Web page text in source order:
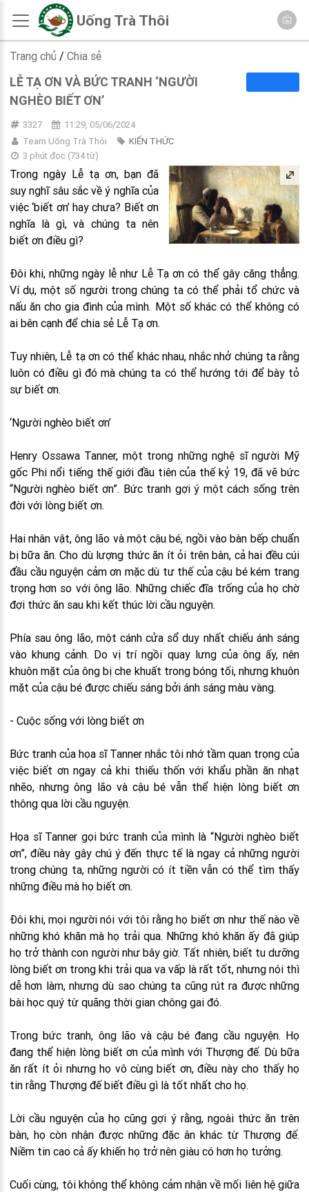
Uống Trà Thôi
Trang chủ / Chia sẻ
LỄ TẠ ƠN VÀ BỨC TRANH ‘NGƯỜI
NGHÈO BIẾT ƠN’
3327
11:29, 05/06/2024
Team Uống Trà Thôi
KIẾN THỨC
3 phút đọc(734từ)
Trong ngày Lễ tạ ơn, bạn đã
suy nghĩ sâu sắc về ý nghĩa của
việc ‘biết ơn’ hay chưa? Biết ơn
nghĩa là gì, và chúng ta nên
biết ơn điều gì?
Đôi khi, những ngày lễ như Lễ Tạ ơn có thể gây căng thẳng.
Ví dụ, một số người trong chúng ta có thể phải tổ chức và
nấu ăn cho gia đình của mình. Một số khác có thể không có
ai bên cạnh để chia sẻ Lễ Tạ ơn.
Tuy nhiên, Lễ tạ ơn có thể khác nhau, nhắc nhở chúng ta rằng
luôn có điều gì đó mà chúng ta có thể hướng tới để bày tỏ
sự biết ơn.
‘Người nghèo biết ơn’
Henry Ossawa Tanner, một trong những nghệ sĩ người Mỹ
gốc Phi nổi tiếng thế giới đầu tiên của thế kỷ 19, đã vẽ bức
“Người nghèo biết ơn”. Bức tranh gợi ý một cách sống trên
đời với lòng biết ơn.
Hai nhân vật, ông lão và một cậu bé, ngồi vào bàn bếp chuẩn
bị bữa ăn. Cho dù lượng thức ăn ít ỏi trên bàn, cả hai đều cúi
đầu cầu nguyện cảm ơn mặc dù tư thế của cậu bé kém trang
trọng hơn so với ông lão. Những chiếc đĩa trống của họ chờ
đợi thức ăn sau khi kết thúc lời cầu nguyện.
Phía sau ông lão, một cánh cửa sổ duy nhất chiếu ánh sáng
vào khung cảnh. Do vị trí ngồi quay lưng của ông ấy, nên
khuôn mặt của ông bị che khuất trong bóng tối, nhưng khuôn
mặt của cậu bé được chiếu sáng bởi ánh sáng màu vàng.
- Cuộc sống với lòng biết ơn
Bức tranh của họa sĩ Tanner nhắc tôi nhớ tầm quan trọng của
việc biết ơn ngay cả khi thiếu thốn với khẩu phần ăn nhạt
nhẽo, nhưng ông lão và cậu bé vẫn thể hiện lòng biết ơn
thông qua lời cầu nguyện.
Họa sĩ Tanner gọi bức tranh của mình là “Người nghèo biết
ơn”, điều này gây chú ý đến thực tế là ngay cả những người
trong chúng ta, những người có ít tiền vẫn có thể tìm thấy
những điều mà họ biết ơn.
Đôi khi, mọi người nói với tôi rằng họ biết ơn như thế nào về
những khó khăn mà họ trải qua. Những khó khăn ấy đã giúp
họ trở thành con người như bây giờ. Tất nhiên, biết tu dưỡng
lòng biết ơn trong khi trải qua va vấp là rất tốt, nhưng nói thì
dễ hơn làm, nhưng dù sao chúng ta cũng rút ra được những
bài học quý từ quãng thời gian chông gai đó.
Trong bức tranh, ông lão và cậu bé đang cầu nguyện. Họ
đang thể hiện lòng biết ơn của mình với Thượng đế. Dù bữa
ăn rất ít ỏi nhưng họ vô cùng biết ơn, điều này cho thấy họ
tin rằng Thượng đế biết điều gì là tốt nhất cho họ.
Lời cầu nguyện của họ cũng gợi ý rằng, ngoài thức ăn trên
bàn, họ còn nhận được những đặc ân khác từ Thượng đế.
Niềm tin cao cả ấy khiến họ trở nên giàu có hơn họ tưởng.
Cuối cùng, tôi không thể không cảm nhận về mối liên hệ giữa